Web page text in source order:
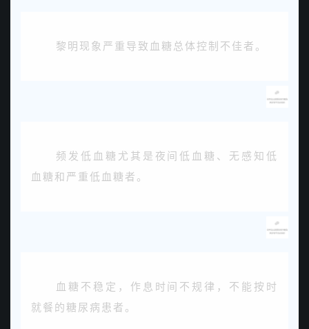
黎明现象严重导致血糖总体控制不佳者。
频发低血糖尤其是夜间低血糖、无感知低
血糖和严重低血糖者。
血糖不稳定，作息时间不规律，不能按时
就餐的糖尿病患者。